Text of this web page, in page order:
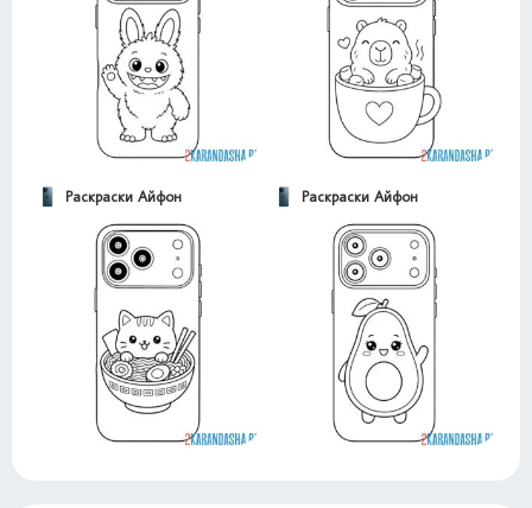
Раскраски Айфон Раскраски Айфон